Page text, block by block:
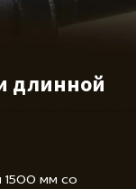
длинной
1500 мм со